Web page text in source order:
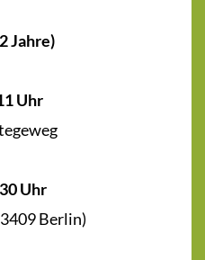
Jahre)
Uhr
Uhr
Berlin)